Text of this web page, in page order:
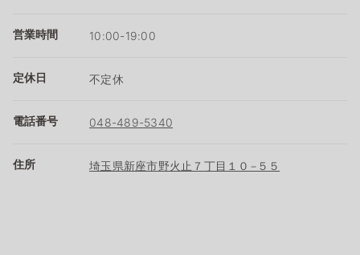
営業時間 10:00-19:00
定休日 不定休
電話番号 048-489-5340
住所 埼玉県新座市野火止７丁目１０−５５